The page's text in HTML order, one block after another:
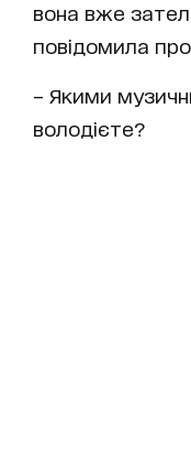
вона вже
повідомила про
– Якими
володієте?